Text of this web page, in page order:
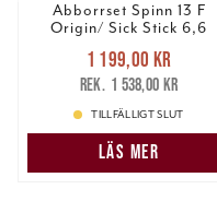
Abborrset Spinn 13 F
Origin/ Sick Stick 6,6
Nuvarande pris
1 199,00 krTidigare pris
1 538,00 kr
1 199,00 kr
1 538,00 kr
TILLFÄLLIGT SLUT
LÄS MER